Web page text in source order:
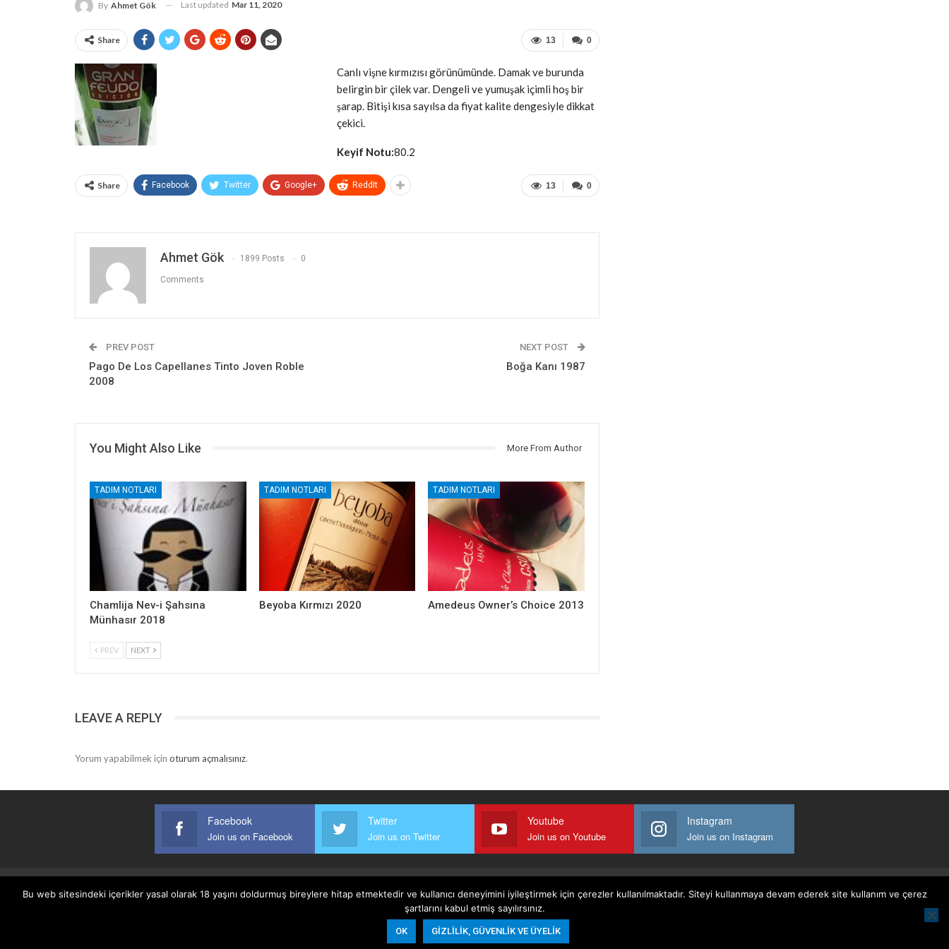
By Ahmet Gök Last updated Mar 11, 2020
0
13
Share
Canlı vişne kırmızısı görünümünde. Damak ve burunda
belirgin bir çilek var. Dengeli ve yumuşak içimli hoş bir
şarap. Bitişi kısa sayılsa da fiyat kalite dengesiyle dikkat
çekici.
Keyif Notu:80.2
0
13
Share Facebook Twitter Google+ ReddIt
Ahmet Gök 1899 Posts 0
Comments
PREV POST
Pago De Los Capellanes Tinto Joven Roble
2008
NEXT POST
Boğa Kanı 1987
You Might Also Like More From Author
TADIM NOTLARI
Chamlija Nev-i Şahsına
Münhasır 2018
TADIM NOTLARI
Beyoba Kırmızı 2020
TADIM NOTLARI
Amedeus Owner’s Choice 2013
PREV NEXT
LEAVE A REPLY
Yorum yapabilmek için oturum açmalısınız.
Facebook
Join us on Facebook
Twitter
Join us on Twitter
Youtube
Join us on Youtube
Instagram
Join us on Instagram
Anasayfa Keyfi Yazanlar İletişim Şartlar Ve Koşullar Gizlilik, Güvenlik Ve Üyelik Politikası
Bu web sitesindeki içerikler yasal olarak 18 yaşını doldurmuş bireylere hitap etmektedir ve kullanıcı deneyimini iyileştirmek için çerezler kullanılmaktadır. Siteyi kullanmaya devam ederek site kullanım ve çerez
şartlarını kabul etmiş sayılırsınız.
OK GIZLILIK, GÜVENLIK VE ÜYELIK